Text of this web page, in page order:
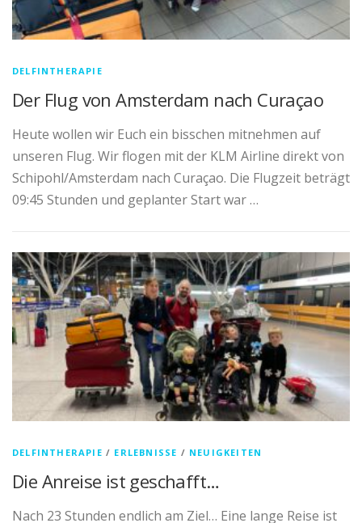
DELFINTHERAPIE
Der Flug von Amsterdam nach Curaçao
Heute wollen wir Euch ein bisschen mitnehmen auf
unseren Flug. Wir flogen mit der KLM Airline direkt von
Schipohl/Amsterdam nach Curaçao. Die Flugzeit beträgt
09:45 Stunden und geplanter Start war …
DELFINTHERAPIE / ERLEBNISSE / NEUIGKEITEN
Die Anreise ist geschafft…
Nach 23 Stunden endlich am Ziel… Eine lange Reise ist